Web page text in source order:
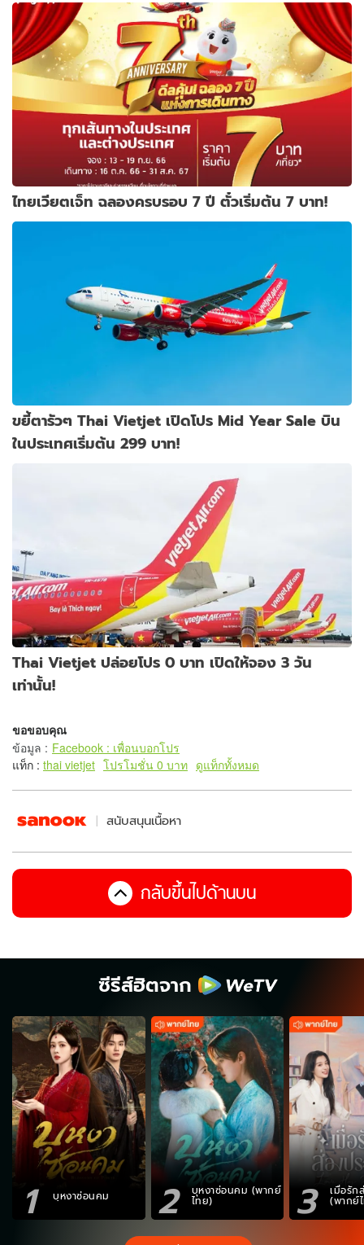
ไทยเวียตเจ็ท ฉลองครบรอบ 7 ปี ตั๋วเริ่มต้น 7 บาท!
ขยี้ตารัวๆ Thai Vietjet เปิดโปร Mid Year Sale บิน
ในประเทศเริ่มต้น 299 บาท!
Thai Vietjet ปล่อยโปร 0 บาท เปิดให้จอง 3 วัน
เท่านั้น!
ขอขอบคุณ
ข้อมูล : Facebook : เพื่อนบอกโปร
แท็ก : thai vietjet โปรโมชั่น 0 บาท ดูแท็กทั้งหมด
สนับสนุนเนื้อหา
กลับขึ้นไปด้านบน
ซีรีส์ฮิตจาก
1 บุหงาซ่อนคม 2 บุหงาซ่อนคม (พากย์
ไทย) 3 เมื่อรัก
(พากย์